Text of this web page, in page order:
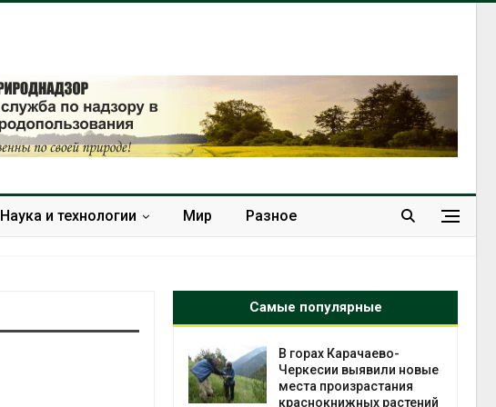
Наука и технологии Мир Разное
Самые популярные
В горах Карачаево-
Черкесии выявили новые
места произрастания
краснокнижных растений